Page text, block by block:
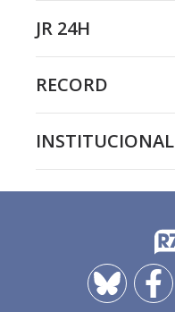
JR 24H
RECORD
INSTITUCIONAL